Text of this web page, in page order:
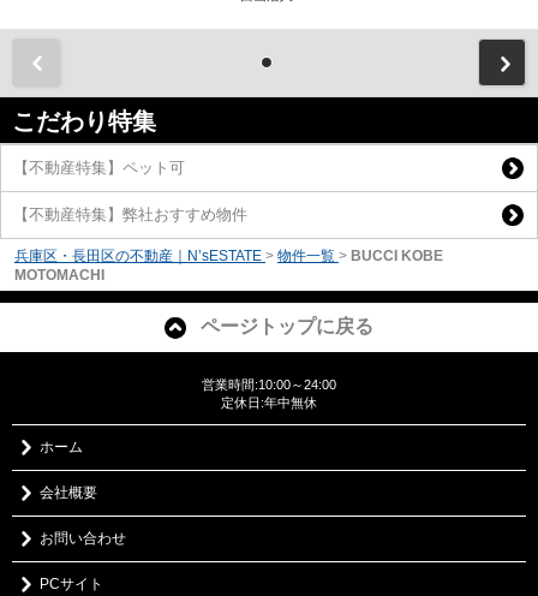
こだわり特集
【不動産特集】ペット可
【不動産特集】弊社おすすめ物件
兵庫区・長田区の不動産｜N’sESTATE > 物件一覧 > BUCCI KOBE
MOTOMACHI
ページトップに戻る
営業時間:10:00～24:00
定休日:年中無休
ホーム
会社概要
お問い合わせ
PCサイト